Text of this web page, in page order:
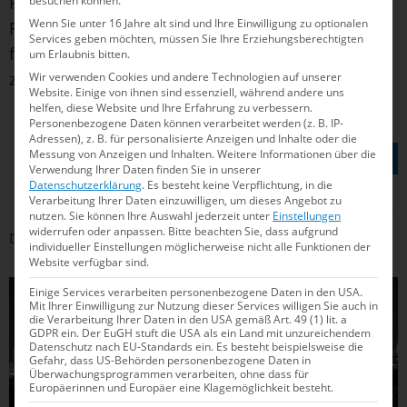
Führungswechsel nicht zu weiteren Problemen
führt. In den nicht mal mehr sechs Monaten bis
zur Eröffnung bleibt noch viel zu tun.
TEILEN AUF
DAS KÖNNTE DICH AUCH INTERRESSIEREN
ALLGEMEIN
Wenn Sie unter 16 Jahre alt sind und Ihre Einwilligung zu optionalen
Services geben möchten, müssen Sie Ihre Erziehungsberechtigten
um Erlaubnis bitten.
Wir verwenden Cookies und andere Technologien auf unserer
Website. Einige von ihnen sind essenziell, während andere uns
helfen, diese Website und Ihre Erfahrung zu verbessern.
Personenbezogene Daten können verarbeitet werden (z. B. IP-
Adressen), z. B. für personalisierte Anzeigen und Inhalte oder die
Messung von Anzeigen und Inhalten.Weitere Informationen über die
Verwendung Ihrer Daten finden Sie in unserer
Datenschutzerklärung. Es besteht keine Verpflichtung, in die
Verarbeitung Ihrer Daten einzuwilligen, um dieses Angebot zu
nutzen.Sie können Ihre Auswahl jederzeit unter Einstellungen
widerrufen oder anpassen. Bitte beachten Sie, dass aufgrund
individueller Einstellungen möglicherweise nicht alle Funktionen der
Website verfügbar sind.
Einige Services verarbeiten personenbezogene Daten in den USA.
Mit Ihrer Einwilligung zur Nutzung dieser Services willigen Sie auch in
die Verarbeitung Ihrer Daten in den USA gemäß Art. 49 (1) lit. a
GDPR ein. Der EuGH stuft die USA als ein Land mit unzureichendem
Datenschutz nach EU-Standards ein. Es besteht beispielsweise die
Gefahr, dass US-Behörden personenbezogene Daten in
Überwachungsprogrammen verarbeiten, ohne dass für
Europäerinnen und Europäer eine Klagemöglichkeit besteht.